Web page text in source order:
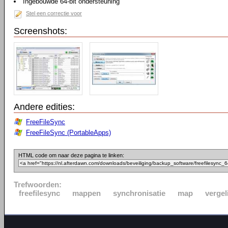
Stel een correctie voor
Screenshots:
Andere edities:
FreeFileSync
FreeFileSync (PortableApps)
HTML code om naar deze pagina te linken:
Trefwoorden:
freefilesync
mappen synchronisatie map